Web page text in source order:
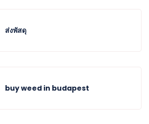
ส่งพัสดุ
buy weed in budapest